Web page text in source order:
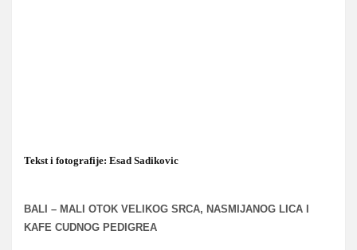
Tekst i fotografije: Esad Sadikovic
BALI – MALI OTOK VELIKOG SRCA, NASMIJANOG LICA I
KAFE CUDNOG PEDIGREA